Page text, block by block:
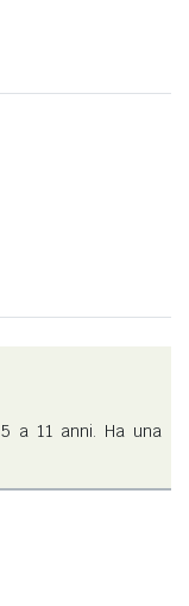
a 11 anni. Ha una